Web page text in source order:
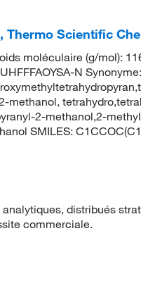
Thermo Scientific
moléculaire (g/mol):
N
methanol,
2-methanol,2-
SMILES:
distribués
commerciale.